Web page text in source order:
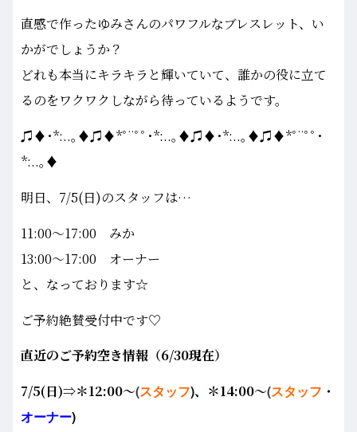
直感で作ったゆみさんのパワフルなブレスレット、い
かがでしょうか？
どれも本当にキラキラと輝いていて、誰かの役に立て
るのをワクワクしながら待っているようです。
♫♦･*:..｡♦♫♦*ﾟ¨ﾟﾟ･*:..｡♦♫♦･*:..｡♦♫♦*ﾟ¨ﾟﾟ･
*:..｡♦
明日、7/5(日)のスタッフは…
11:00～17:00 みか
13:00～17:00 オーナー
と、なっております☆
ご予約絶賛受付中です♡
直近のご予約空き情報（6/30現在）
7/5(日)⇒＊12:00～(スタッフ)、＊14:00～(スタッフ ・
オーナー)